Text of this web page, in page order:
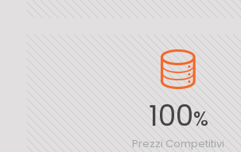
100%
Prezzi Competitivi